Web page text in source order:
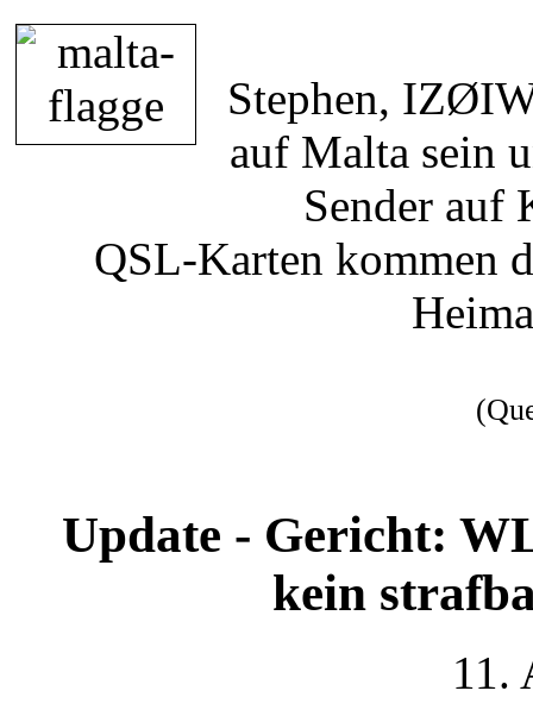
Stephen,
auf Malta sein
Sender auf
QSL-Karten kommen
Update - Gericht:
kein
11.